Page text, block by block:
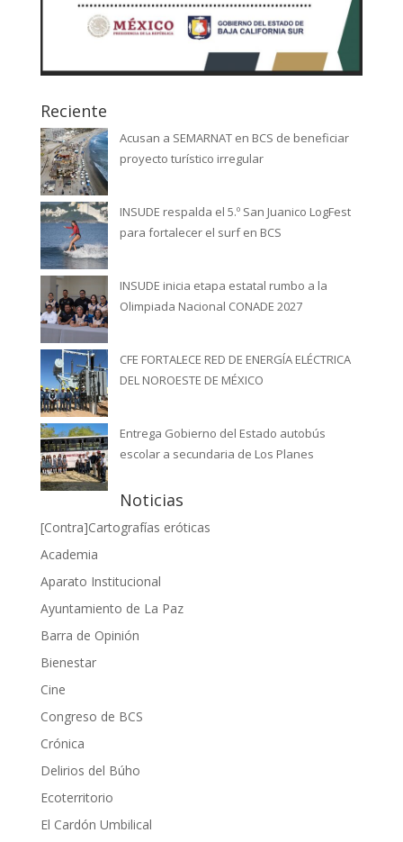
Reciente
Acusan a SEMARNAT en BCS de beneficiar
proyecto turístico irregular
INSUDE respalda el 5.º San Juanico LogFest
para fortalecer el surf en BCS
INSUDE inicia etapa estatal rumbo a la
Olimpiada Nacional CONADE 2027
CFE FORTALECE RED DE ENERGÍA ELÉCTRICA
DEL NOROESTE DE MÉXICO
Entrega Gobierno del Estado autobús
escolar a secundaria de Los Planes
Noticias
[Contra]Cartografías eróticas
Academia
Aparato Institucional
Ayuntamiento de La Paz
Barra de Opinión
Bienestar
Cine
Congreso de BCS
Crónica
Delirios del Búho
Ecoterritorio
El Cardón Umbilical